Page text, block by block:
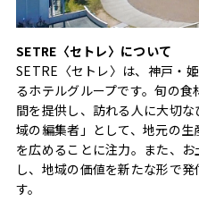
SETRE〈セトレ〉について
SETRE〈セトレ〉は、神戸・
るホテルグループです。旬の
間を提供し、訪れる人に大切
域の編集者」として、地元の
を広めることに注力。また、
し、地域の価値を新たな形で
す。